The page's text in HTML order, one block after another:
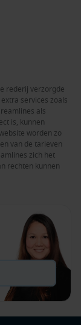
rederij verzorgde
services zoals
als
is, kunnen
worden zo
van de tarieven
zich het
rechten kunnen